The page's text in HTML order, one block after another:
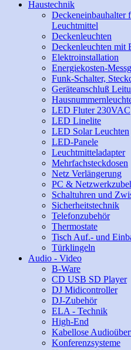
Haustechnik
Deckeneinbauhalter
Leuchtmittel
Deckenleuchten
Deckenleuchten mit
Elektroinstallation
Energiekosten-
Funk-Schalter,
Geräteanschluß
LED Fluter 230VAC
LED Linelite
LED Solar Leuchten
LED-Panele
Leuchtmitteladapter
Mehrfachsteckdosen
Netz Verlängerung
PC &
Schaltuhren und
Sicherheitstechnik
Telefonzubehör
Thermostate
Tisch Auf.- und
Türklingeln
Audio - Video
B-Ware
CD USB SD Player
DJ Midicontroller
DJ-Zubehör
ELA - Technik
High-End
Kabellose
Konferenzsysteme